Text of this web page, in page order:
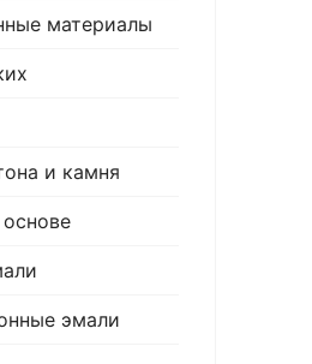
материалы
и камня
эмали